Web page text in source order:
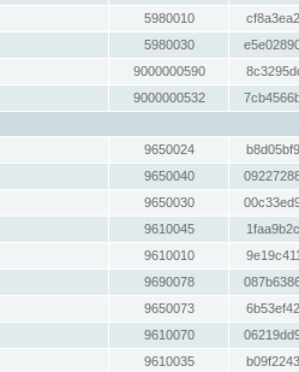
5980010
5980030
9000000590
9000000532
9650024
9650040
9650030
9610045
9610010
9690078
9650073
9610070
9610035